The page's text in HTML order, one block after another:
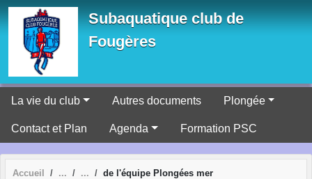
Subaquatique club de
Fougères
La vie du club Autres documents Plongée
Contact et Plan Agenda Formation PSC
Accueil de l'équipe Plongées mer
Panneau de gestion des cookies